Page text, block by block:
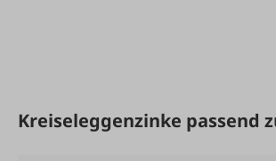
Kreiseleggenzinke passend